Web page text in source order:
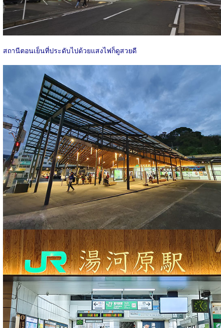
สถานีตอนเย็นที่ประดับไปด้วยแสงไฟก็ดูสวยดี